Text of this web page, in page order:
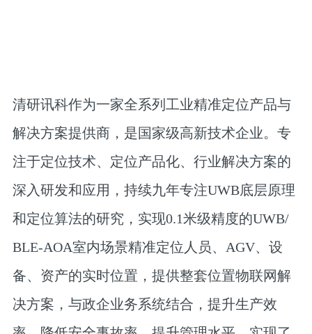
清研讯科作为一家全系列工业精准定位产品与
解决方案提供商，是国家级高新技术企业。专
注于定位技术、定位产品化、行业解决方案的
深入研发和应用，持续九年专注UWB底层原理
和定位算法的研究，实现0.1米级精度的UWB/
BLE-AOA室内场景精准定位人员、AGV、设
备、资产的实时位置，提供整套位置物联网解
决方案，与政企业务系统结合，提升生产效